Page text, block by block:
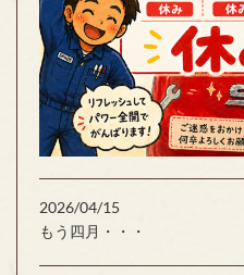
2026/04/15
もう四月・・・